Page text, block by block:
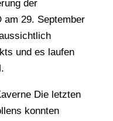
der
am 29. September
und es laufen
Die letzten
konnten